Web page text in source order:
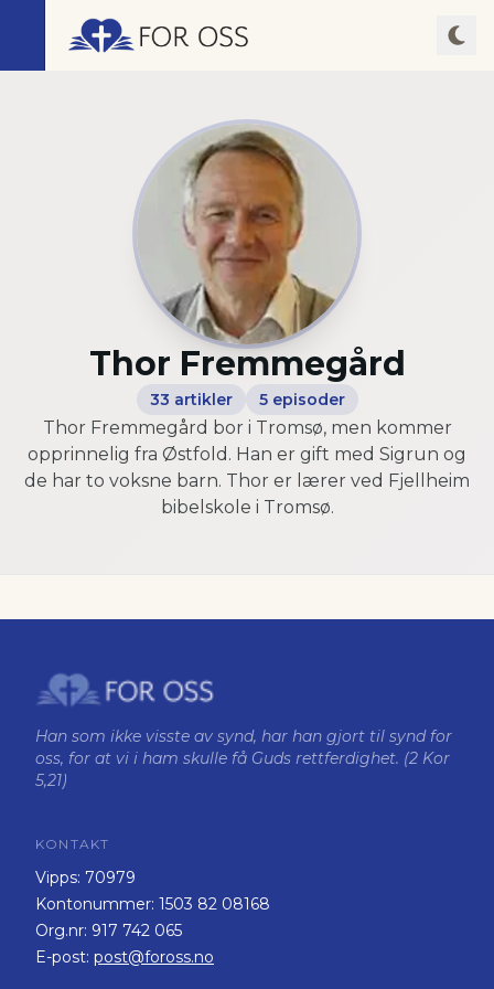
Thor Fremmegård
33 artikler 5episoder
Thor Fremmegård bor i Tromsø, men kommer
opprinnelig fra Østfold. Han er gift med Sigrun og
de har to voksne barn. Thor er lærer ved Fjellheim
bibelskole i Tromsø.
Han som ikke visste av synd, har han gjort til synd for
oss, for at vi i ham skulle få Guds rettferdighet. (2 Kor
5,21)
KONTAKT
Vipps: 70979
Kontonummer: 1503 82 08168
Org.nr: 917 742 065
E-post: post@foross.no